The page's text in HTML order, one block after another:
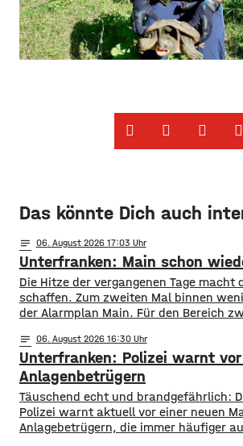
Das könnte Dich auch
notes 06. August 2026 17:03
Unterfranken: Main schon
Die Hitze der vergangenen Tage macht
schaffen. Zum zweiten Mal binnen
der Alarmplan Main. Für den Bereich
mainabwärts die zweite von drei
aktuell mit dem Sauerstoffgehalt im
Probleme, allerdings ist die
notes 06. August 2026 16:30
Unterfranken: Polizei warnt
Anlagenbetrügern
​​Täuschend echt und brandgefährlich:
Polizei warnt aktuell vor einer neuen
Anlagebetrügern, die immer häufiger